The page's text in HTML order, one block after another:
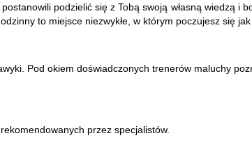
podzielić się z Tobą swoją własną wiedzą i
to miejsce niezwykłe, w którym poczujesz się jak
Pod okiem doświadczonych trenerów maluchy
, rekomendowanych przez specjalistów.